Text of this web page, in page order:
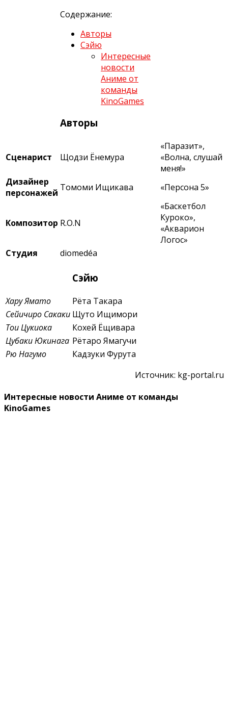
Содержание:
Авторы
Сэйю
Интересные
новости
Аниме от
команды
KinoGames
Авторы
Сценарист Щодзи Ёнемура
«Паразит»,
«Волна, слушай
меня!»
Дизайнер
персонажей Томоми Ищикава «Персона 5»
Композитор R.O.N
«Баскетбол
Куроко»,
«Акварион
Логос»
Студия
diomedéa
Сэйю
Хару Ямато
Рёта Такара
Сейичиро Сакаки Щуто Ищимори
Тои Цукиока
Кохей Ёщивара
Цубаки Юкинага Рётаро Ямагучи
Рю Нагумо
Кадзуки Фурута
Источник: kg-portal.ru
Интересные новости Аниме от команды
KinoGames